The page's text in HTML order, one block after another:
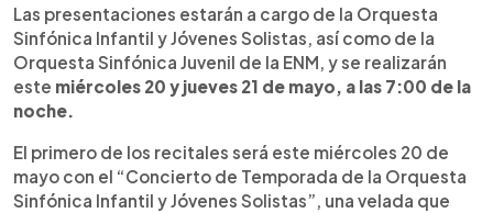
turno de la Orquesta Sinfónica Juvenil de la ENM,
con un homenaje al compositor Camille Saint-
Saëns. La gala incluirá la participación especial de
la violinista Emily Sandoval y el violonchelista
Franklin Sandoval. Ambas actividades
esfuerzos del Ministerio de Cultura por fortalecer
la formación musical en El Salvador.
Las presentaciones estarán a cargo de la Orquesta
Sinfónica Infantil y Jóvenes Solistas, así como de la
Orquesta Sinfónica Juvenil de la ENM, y se realizarán
este miércoles 20 y jueves 21 de mayo, a las 7:00 de la
noche.
El primero de los recitales será este miércoles 20 de
mayo con el “Concierto de Temporada de la Orquesta
Sinfónica Infantil y Jóvenes Solistas”, una velada que